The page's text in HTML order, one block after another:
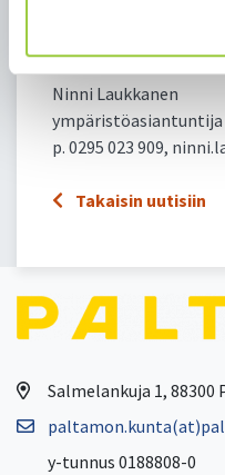
Ninni Laukkanen
ympäristöasiantuntija
p. 0295 023 909,
Takaisin uutisiin
Salmelankuja 1, 88300
y-tunnus 0188808-0